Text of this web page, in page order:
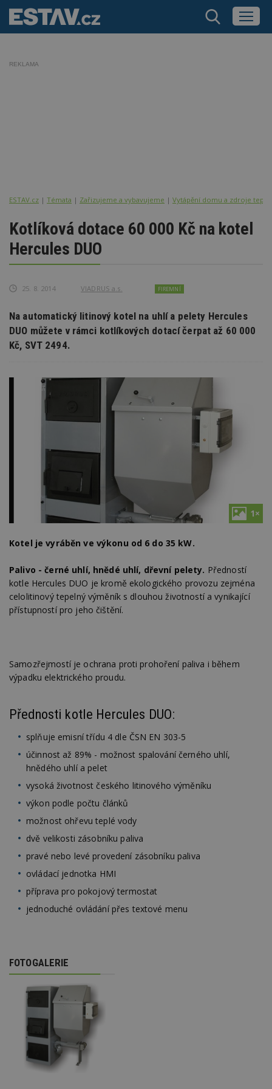
REKLAMA
ESTAV.cz Témata Zařizujeme a vybavujeme Vytápění domu a zdroje tepla
Kotlíková dotace 60 000 Kč na kotel
Hercules DUO
25. 8. 2014 VIADRUS a.s. FIREMNÍ
Na automatický litinový kotel na uhlí a pelety Hercules
DUO můžete v rámci kotlíkových dotací čerpat až 60 000
Kč, SVT 2494.
1×
Kotel je vyráběn ve výkonu od 6 do 35 kW.
Palivo - černé uhlí, hnědé uhlí, dřevní pelety. Předností
kotle Hercules DUO je kromě ekologického provozu zejména
celolitinový tepelný výměník s dlouhou životností a vynikající
přístupností pro jeho čištění.
Samozřejmostí je ochrana proti prohoření paliva i během
výpadku elektrického proudu.
Přednosti kotle Hercules DUO:
splňuje emisní třídu 4 dle ČSN EN 303-5
účinnost až 89% - možnost spalování černého uhlí,
hnědého uhlí a pelet
vysoká životnost českého litinového výměníku
výkon podle počtu článků
možnost ohřevu teplé vody
dvě velikosti zásobníku paliva
pravé nebo levé provedení zásobníku paliva
ovládací jednotka HMI
příprava pro pokojový termostat
jednoduché ovládání přes textové menu
FOTOGALERIE